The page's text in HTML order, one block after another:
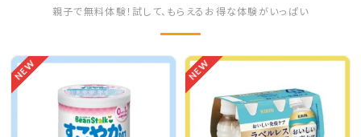
親子で無料体験！試して、もらえるお得な体験がいっぱい
NEW NEW